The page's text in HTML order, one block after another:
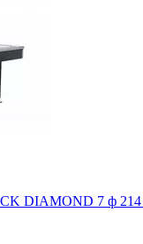
DIAMOND 7 ф